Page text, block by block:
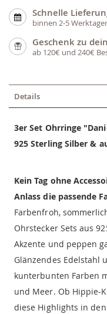
Schnelle
binnen 2-5
Geschenk zu
ab 120€ und 240€
Details
3er Set Ohrringe
925 Sterling Silber &
Kein Tag ohne
Anlass die passende
Farbenfroh,
Ohrstecker Sets aus
Akzente und peppen
Glänzendes Edelstahl
kunterbunten Farben
und Meer. Ob Hippie-
diese Highlights in